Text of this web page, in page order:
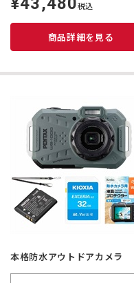
価
税込
商品詳細を見る
セ
商
本格防水アウトドアカメラ